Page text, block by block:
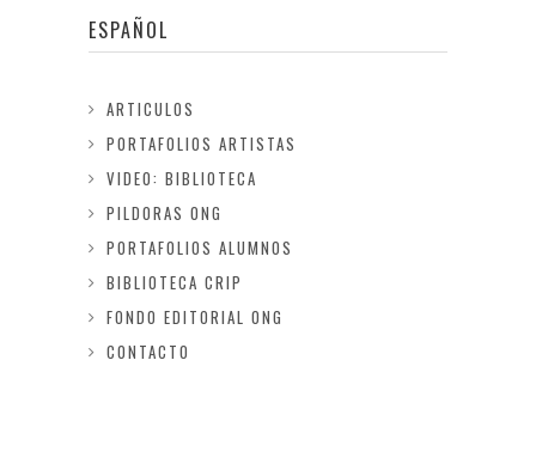
ESPAÑOL
ARTICULOS
PORTAFOLIOS ARTISTAS
VIDEO: BIBLIOTECA
PILDORAS ONG
PORTAFOLIOS ALUMNOS
BIBLIOTECA CRIP
FONDO EDITORIAL ONG
CONTACTO